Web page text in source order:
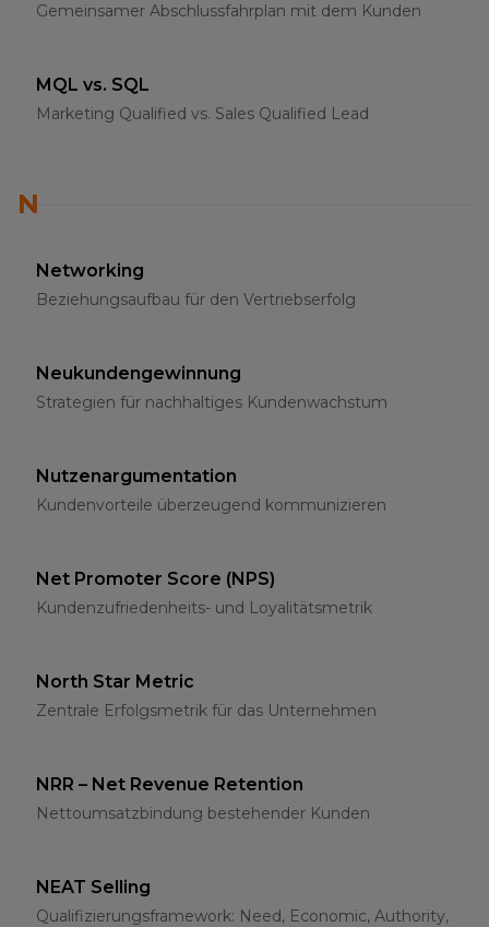
Gemeinsamer Abschlussfahrplan mit dem Kunden
MQL vs. SQL
Marketing Qualified vs. Sales Qualified Lead
N
Networking
Beziehungsaufbau für den Vertriebserfolg
Neukundengewinnung
Strategien für nachhaltiges Kundenwachstum
Nutzenargumentation
Kundenvorteile überzeugend kommunizieren
Net Promoter Score (NPS)
Kundenzufriedenheits- und Loyalitätsmetrik
North Star Metric
Zentrale Erfolgsmetrik für das Unternehmen
NRR – Net Revenue Retention
Nettoumsatzbindung bestehender Kunden
NEAT Selling
Qualifizierungsframework: Need, Economic, Authority,